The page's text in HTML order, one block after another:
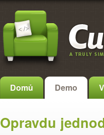
Domů Demo
Opravdu